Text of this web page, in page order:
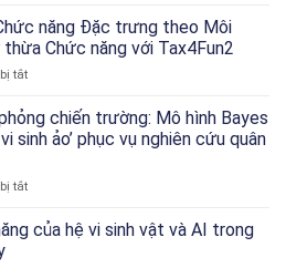
Research
Phá
RNA-
seq
Đơn
Hướng
Dẫn
Cụ
Phân
năng Đặc trưng theo Môi
Chức năng với Tax4Fun2
tắtở
đoán
Hồ
sơ
năng
trưng
chiến trường: Mô hình Bayes
sinh ảo’ phục vụ nghiên cứu quân
tắtở
mô
phỏng
của hệ vi sinh vật và AI trong